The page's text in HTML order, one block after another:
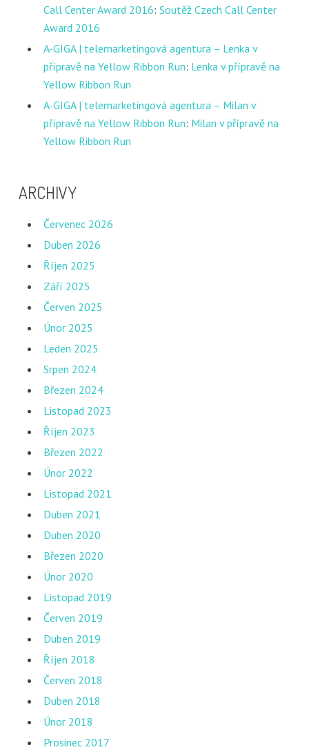
Call Center Award 2016: Soutěž Czech Call Center
Award 2016
A-GIGA | telemarketingová agentura – Lenka v
přípravě na Yellow Ribbon Run: Lenka v přípravě na
Yellow Ribbon Run
A-GIGA | telemarketingová agentura – Milan v
přípravě na Yellow Ribbon Run: Milan v přípravě na
Yellow Ribbon Run
ARCHIVY
Červenec 2026
Duben 2026
Říjen 2025
Září 2025
Červen 2025
Únor 2025
Leden 2025
Srpen 2024
Březen 2024
Listopad 2023
Říjen 2023
Březen 2022
Únor 2022
Listopad 2021
Duben 2021
Duben 2020
Březen 2020
Únor 2020
Listopad 2019
Červen 2019
Duben 2019
Říjen 2018
Červen 2018
Duben 2018
Únor 2018
Prosinec 2017